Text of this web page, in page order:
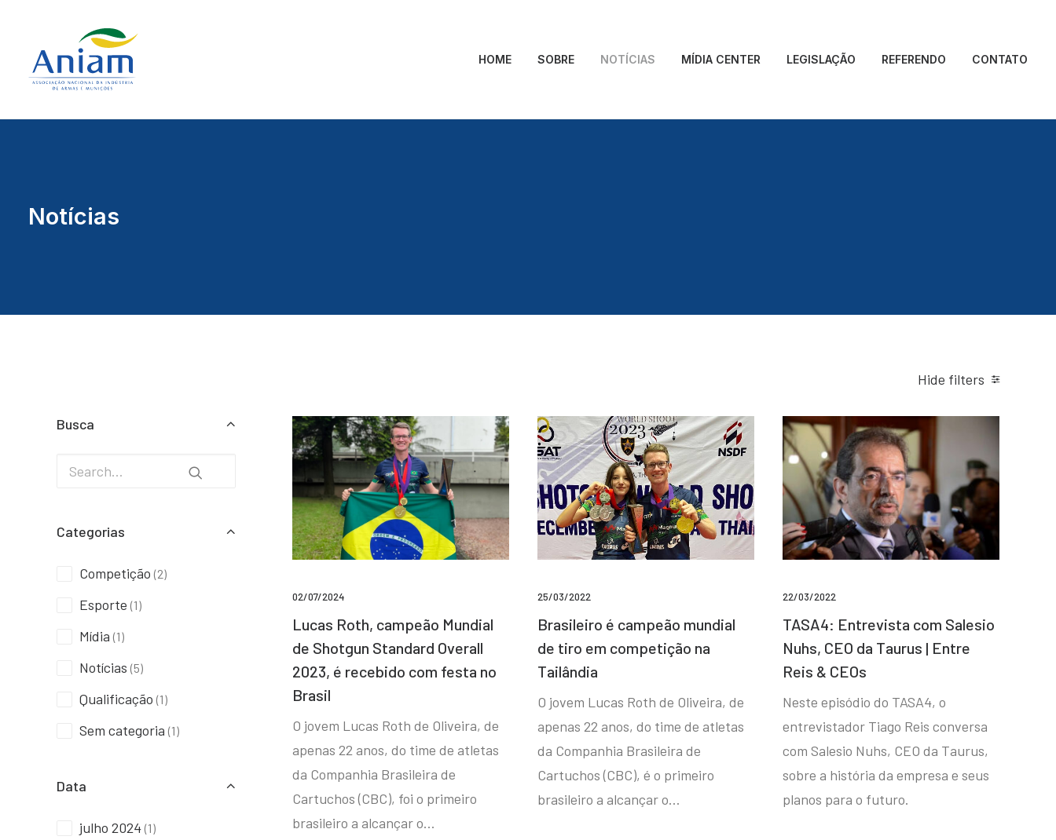
HOME SOBRE NOTÍCIAS MÍDIA CENTER LEGISLAÇÃO REFERENDO CONTATO
Notícias
Hide filters
Busca
Categorias
Competição (2)
Esporte (1)
Mídia (1)
Notícias (5)
Qualificação (1)
Sem categoria (1)
Data
julho 2024 (1)
02/07/2024
Lucas Roth, campeão Mundial
de Shotgun Standard Overall
2023, é recebido com festa no
Brasil
O jovem Lucas Roth de Oliveira, de
apenas 22 anos, do time de atletas
da Companhia Brasileira de
Cartuchos (CBC), foi o primeiro
brasileiro a alcançar o…
25/03/2022
Brasileiro é campeão mundial
de tiro em competição na
Tailândia
O jovem Lucas Roth de Oliveira, de
apenas 22 anos, do time de atletas
da Companhia Brasileira de
Cartuchos (CBC), é o primeiro
brasileiro a alcançar o…
22/03/2022
TASA4: Entrevista com Salesio
Nuhs, CEO da Taurus | Entre
Reis & CEOs
Neste episódio do TASA4, o
entrevistador Tiago Reis conversa
com Salesio Nuhs, CEO da Taurus,
sobre a história da empresa e seus
planos para o futuro.